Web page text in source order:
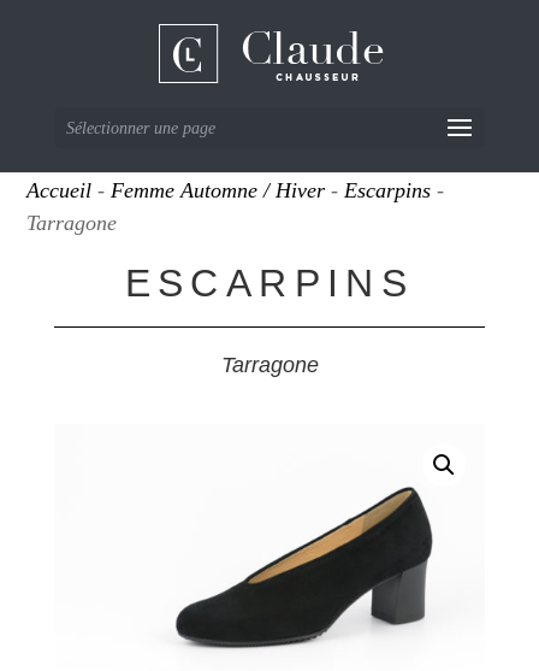
Sélectionner une page
Accueil -Femme Automne / Hiver -Escarpins -
Tarragone
ESCARPINS
Tarragone